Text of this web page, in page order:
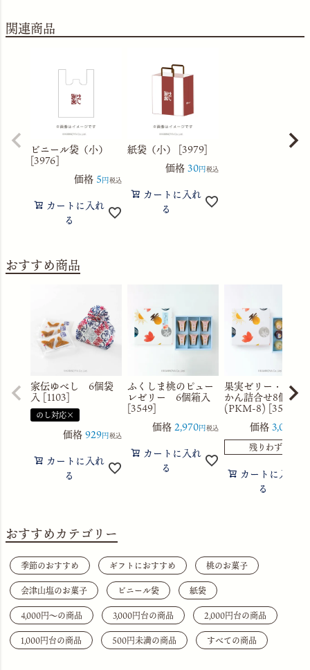
関連商品
ビニール袋（小）
[3976]
価格 5 税込
カートに入れ
る
紙袋（小） [3979]
価格30 税込
カートに入れ
る
おすすめ商品
家伝ゆべし 6個袋
入 [1103]
のし対応×
価格929 税込
カートに入れ
る
ふくしま桃のピュー
レゼリー 6個箱入
[3549]
価格2,970 税込
カートに入れ
る
果実ゼリー・水よ
かん詰合せ8個箱入
(PKM-8) [3560]
価格3,056
残りわずか
カートに入れ
る
おすすめカテゴリー
季節のおすすめ ギフトにおすすめ
桃のお菓子
会津山塩のお菓子
ビニール袋
紙袋
4,000円〜の商品
3,000円台の商品
2,000円台の商品
1,000円台の商品
500円未満の商品 すべての商品